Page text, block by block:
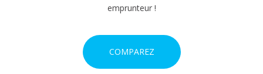
emprunteur !
COMPAREZ